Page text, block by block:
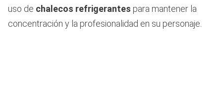
uso de chalecos refrigerantes para mantener la
concentración y la profesionalidad en su personaje.